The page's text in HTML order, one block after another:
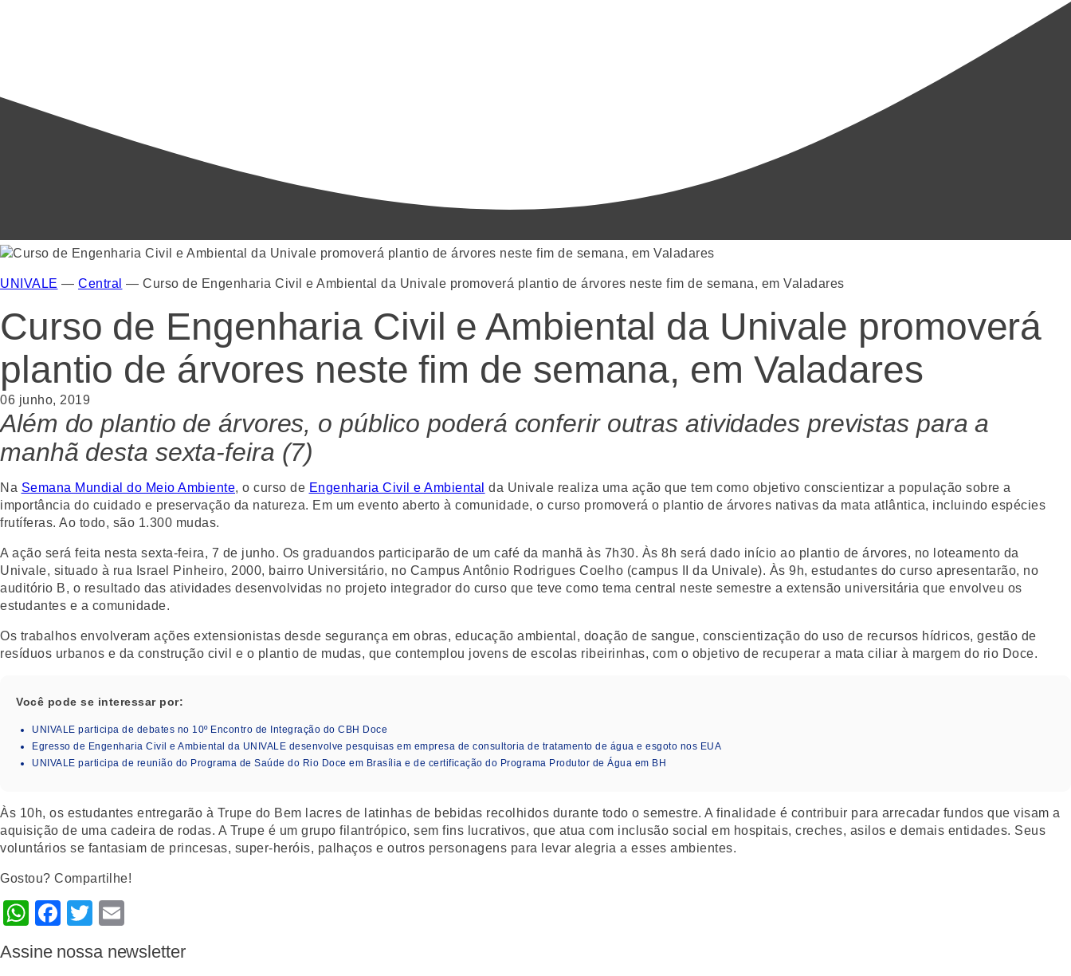
UNIVALE — Central — Curso de Engenharia Civil e Ambiental da Univale promoverá plantio de árvores neste fim de semana, em Valadares
Curso de Engenharia Civil e Ambiental da Univale promoverá
plantio de árvores neste fim de semana, em Valadares
06 junho, 2019
Além do plantio de árvores, o público poderá conferir outras atividades previstas para a
manhã desta sexta-feira (7)
Na Semana Mundial do Meio Ambiente, o curso de Engenharia Civil e Ambiental da Univale realiza uma ação que tem como objetivo conscientizar a população sobre a
importância do cuidado e preservação da natureza. Em um evento aberto à comunidade, o curso promoverá o plantio de árvores nativas da mata atlântica, incluindo espécies
frutíferas. Ao todo, são 1.300 mudas.
A ação será feita nesta sexta-feira, 7 de junho. Os graduandos participarão de um café da manhã às 7h30. Às 8h será dado início ao plantio de árvores, no loteamento da
Univale, situado à rua Israel Pinheiro, 2000, bairro Universitário, no Campus Antônio Rodrigues Coelho (campus II da Univale). Às 9h, estudantes do curso apresentarão, no
auditório B, o resultado das atividades desenvolvidas no projeto integrador do curso que teve como tema central neste semestre a extensão universitária que envolveu os
estudantes e a comunidade.
Os trabalhos envolveram ações extensionistas desde segurança em obras, educação ambiental, doação de sangue, conscientização do uso de recursos hídricos, gestão de
resíduos urbanos e da construção civil e o plantio de mudas, que contemplou jovens de escolas ribeirinhas, com o objetivo de recuperar a mata ciliar à margem do rio Doce.
Você pode se interessar por:
UNIVALE participa de debates no 10º Encontro de Integração do CBH Doce
Egresso de Engenharia Civil e Ambiental da UNIVALE desenvolve pesquisas em empresa de consultoria de tratamento de água e esgoto nos EUA
UNIVALE participa de reunião do Programa de Saúde do Rio Doce em Brasília e de certificação do Programa Produtor de Água em BH
Às 10h, os estudantes entregarão à Trupe do Bem lacres de latinhas de bebidas recolhidos durante todo o semestre. A finalidade é contribuir para arrecadar fundos que visam a
aquisição de uma cadeira de rodas. A Trupe é um grupo filantrópico, sem fins lucrativos, que atua com inclusão social em hospitais, creches, asilos e demais entidades. Seus
voluntários se fantasiam de princesas, super-heróis, palhaços e outros personagens para levar alegria a esses ambientes.
Gostou? Compartilhe!
WhatsApp
Facebook
Twitter
Assine nossa newsletter